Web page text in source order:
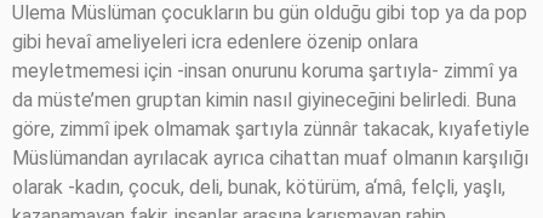
Ulema Müslüman çocukların bu gün olduğu gibi top ya da pop
gibi hevaî ameliyeleri icra edenlere özenip onlara
meyletmemesi için -insan onurunu koruma şartıyla- zimmî ya
da müste’men gruptan kimin nasıl giyineceğini belirledi. Buna
göre, zimmî ipek olmamak şartıyla zünnâr takacak, kıyafetiyle
Müslümandan ayrılacak ayrıca cihattan muaf olmanın karşılığı
olarak -kadın, çocuk, deli, bunak, kötürüm, a‘mâ, felçli, yaşlı,